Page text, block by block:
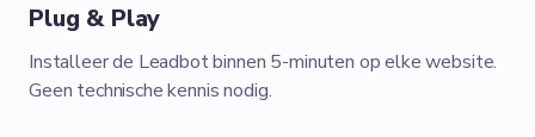
Plug & Play
Installeer de Leadbot binnen 5-minuten op elke website.
Geen technische kennis nodig.